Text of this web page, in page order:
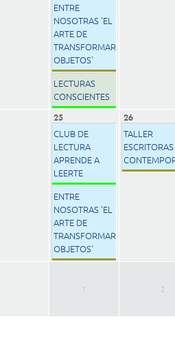
ENTRE
NOSOTRAS 'EL
ARTE DE
TRANSFORMAR
OBJETOS'
LECTURAS
CONSCIENTES
25
CLUB DE
LECTURA
APRENDE A
LEERTE
ENTRE
NOSOTRAS 'EL
ARTE DE
TRANSFORMAR
OBJETOS'
26
TALLER
ESCRITORAS
1 2